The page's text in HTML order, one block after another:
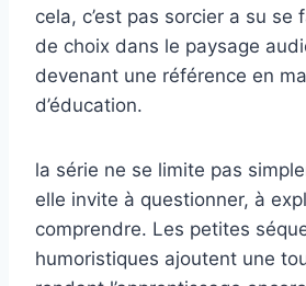
cela, c’est pas sorcier a su se
de choix dans le paysage
devenant une référence en
d’éducation.
la série ne se limite pas
elle invite à questionner, à
comprendre. Les petites
humoristiques ajoutent une